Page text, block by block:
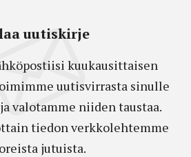
uutiskirje
kuukausittaisen
uutisvirrasta sinulle
valotamme niiden taustaa.
tiedon verkkolehtemme
jutuista.